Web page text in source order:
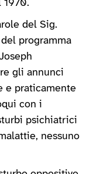
1970.
del Sig.
programma
gli annunci
e praticamente
con i
psichiatrici
nessuno